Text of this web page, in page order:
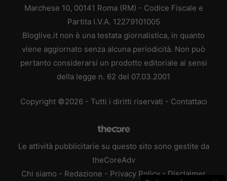
Marchese 10, 00141 Roma (RM) - Codice Fiscale e
Partita I.V.A. 12279101005
Bloglive.it non è una testata giornalistica, in quanto
viene aggiornato senza alcuna periodicità. Non può
pertanto considerarsi un prodotto editoriale ai sensi
della legge n. 62 del 07.03.2001
Copyright ©2026 - Tutti i diritti riservati - Contattaci
Le attività pubblicitarie su questo sito sono gestite da
theCoreAdv
Chi siamo - Redazione - Privacy Policy - Disclaimer